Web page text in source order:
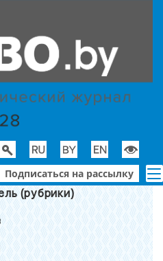
Подписаться на рассылку
(рубрики)